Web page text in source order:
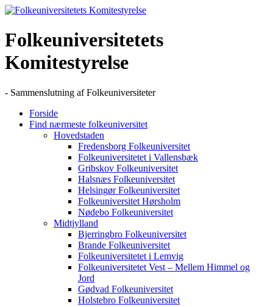
Skip
content
Folkeuniversitetets
Komitestyrelse
- Sammenslutning af Folkeuniversiteter
Forside
Find nærmeste folkeuniversitet
Hovedstaden
Fredensborg Folkeuniversitet
Folkeuniversitetet i Vallensbæk
Gribskov Folkeuniversitet
Halsnæs Folkeuniversitet
Helsingør Folkeuniversitet
Folkeuniversitet Hørsholm
Nødebo Folkeuniversitet
Midtjylland
Bjerringbro Folkeuniversitet
Brande Folkeuniversitet
Folkeuniversitetet i Lemvig
Folkeuniversitetet Vest – Mellem Himmel og
Jord
Gødvad Folkeuniversitet
Holstebro Folkeuniversitet